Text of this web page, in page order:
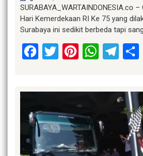
SURABAYA_WARTAINDONESIA.co
Hari Kemerdekaan RI Ke 75 yang
Surabaya ini sedikit berbeda tapi
Facebook
Twitter
Pinterest